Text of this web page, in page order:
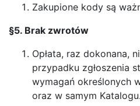
Zakupione kody są
§5. Brak zwrotów
Opłata, raz dokonana,
przypadku zgłoszenia
wymagań określonych
oraz w samym Katalogu.